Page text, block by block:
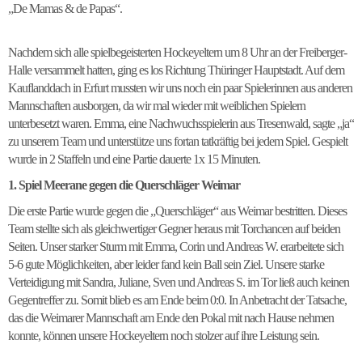
„De Mamas & de Papas“.
Nachdem sich alle spielbegeisterten Hockeyeltern um 8 Uhr an der Freiberger-
Halle versammelt hatten, ging es los Richtung Thüringer Hauptstadt. Auf dem
Kauflanddach in Erfurt mussten wir uns noch ein paar Spielerinnen aus anderen
Mannschaften ausborgen, da wir mal wieder mit weiblichen Spielern
unterbesetzt waren. Emma, eine Nachwuchsspielerin aus Tresenwald, sagte „ja“
zu unserem Team und unterstütze uns fortan tatkräftig bei jedem Spiel. Gespielt
wurde in 2 Staffeln und eine Partie dauerte 1x 15 Minuten.
1. Spiel Meerane gegen die Querschläger Weimar
Die erste Partie wurde gegen die „Querschläger“ aus Weimar bestritten. Dieses
Team stellte sich als gleichwertiger Gegner heraus mit Torchancen auf beiden
Seiten. Unser starker Sturm mit Emma, Corin und Andreas W. erarbeitete sich
5-6 gute Möglichkeiten, aber leider fand kein Ball sein Ziel. Unsere starke
Verteidigung mit Sandra, Juliane, Sven und Andreas S. im Tor ließ auch keinen
Gegentreffer zu. Somit blieb es am Ende beim 0:0. In Anbetracht der Tatsache,
das die Weimarer Mannschaft am Ende den Pokal mit nach Hause nehmen
konnte, können unsere Hockeyeltern noch stolzer auf ihre Leistung sein.